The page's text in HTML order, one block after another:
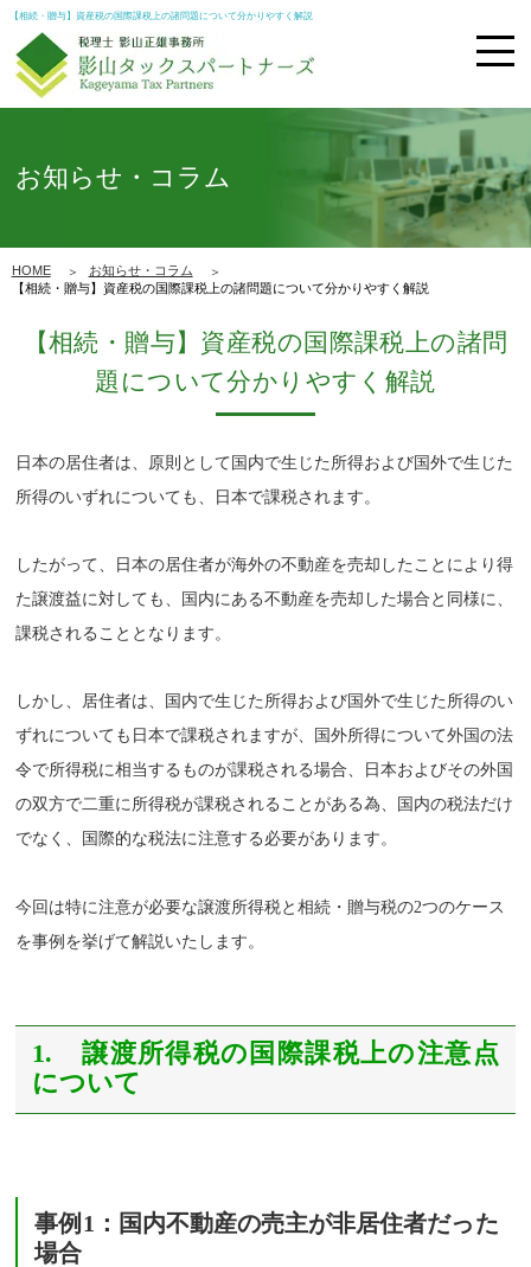
【相続・贈与】資産税の国際課税上の諸問題について分かりやすく解説
お知らせ・コラム
HOME
お知らせ・コラム
【相続・贈与】資産税の国際課税上の諸問題について分かりやすく解説
【相続・贈与】資産税の国際課税上の諸問
題について分かりやすく解説
日本の居住者は、原則として国内で生じた所得および国外で生じた
所得のいずれについても、日本で課税されます。
したがって、日本の居住者が海外の不動産を売却したことにより得
た譲渡益に対しても、国内にある不動産を売却した場合と同様に、
課税されることとなります。
しかし、居住者は、国内で生じた所得および国外で生じた所得のい
ずれについても日本で課税されますが、国外所得について外国の法
令で所得税に相当するものが課税される場合、日本およびその外国
の双方で二重に所得税が課税されることがある為、国内の税法だけ
でなく、国際的な税法に注意する必要があります。
今回は特に注意が必要な譲渡所得税と相続・贈与税の2つのケース
を事例を挙げて解説いたします。
1. 譲渡所得税の国際課税上の注意点
について
事例1：国内不動産の売主が非居住者だった
場合